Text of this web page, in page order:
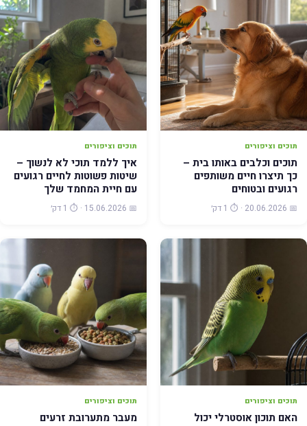
תוכים וציפורים
תוכים וכלבים באותו בית –
כך תיצרו חיים משותפים
רגועים ובטוחים
📅 20.06.2026 · ⏱️ 1 דק׳
תוכים וציפורים
איך ללמד תוכי לא לנשוך –
שיטות פשוטות לחיים רגועים
עם חיית המחמד שלך
📅 15.06.2026 · ⏱️ 1 דק׳
תוכים וציפורים
האם תוכון אוסטרלי יכול
תוכים וציפורים
מעבר מתערובת זרעים